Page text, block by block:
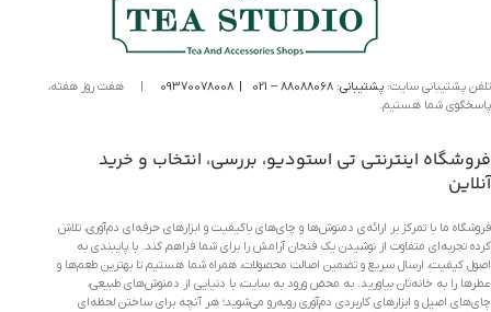
تلفن پشتیبانی سایت: پشتیبانی: 88088068
– 021
09370078008
هفت روز هفته،
پاسخگوی شما هستیم.
فروشگاه اینترنتی تی استودیو، بررسی، انتخاب و خرید
آنلاین
فروشگاه ما با تمرکز بر ارائه‌ی دمنوش‌ها و چای‌های باکیفیت و ابزارهای حرفه‌ای دم‌آوری، تلاش
کرده تجربه‌ای متفاوت از نوشیدن یک فنجان آرامش را برای شما فراهم کند. با پایبندی به
اصول کیفیت، ارسال سریع و تضمین اصالت محصولات، همراه شما هستیم تا بهترین طعم‌ها و
عطرها را به خانه‌تان بیاورید. به محض ورود به سایت، با دنیایی از دمنوش‌های طبیعی،
چای‌های اصیل و ابزارهای کاربردی دم‌آوری روبه‌رو می‌شوید؛ هر آنچه برای ساختن لحظه‌ای